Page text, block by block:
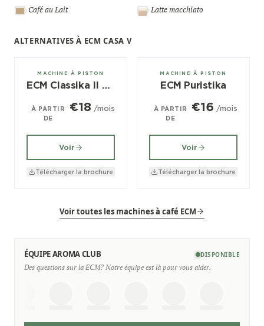
Café au Lait
Latte macchiato
ALTERNATIVES À ECM CASA V
1 groupes
MACHINE À PISTON
ECM Classika II PID
À PARTIR
DE
€18 /mois
Voir
Télécharger la brochure
1 groupes
MACHINE À PISTON
ECM Puristika
À PARTIR
DE
€16 /mois
Voir
Télécharger la brochure
Voir toutes les machines à café ECM
ÉQUIPE AROMA CLUB DISPONIBLE
Des questions sur la ECM? Notre équipe est là pour vous aider.